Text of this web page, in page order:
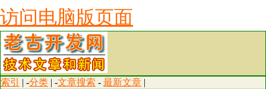
访问电脑版页面
索引 | -分类 | -文章搜索 - 最新文章 |